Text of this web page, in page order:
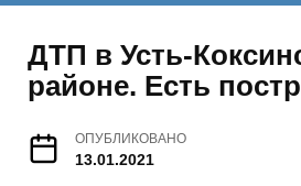
ДТП в Усть-
районе. Есть
ОПУБЛИКОВАНО
13.01.2021